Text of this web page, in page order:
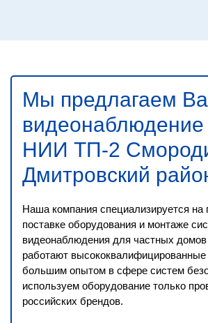
Мы предлагаем
НИИ ТП-2
Дмитровский
Наша компания специализируется на
поставке оборудования и монтаже
видеонаблюдения для частных
работают
большим опытом в сфере систем
используем оборудование только
российских брендов.